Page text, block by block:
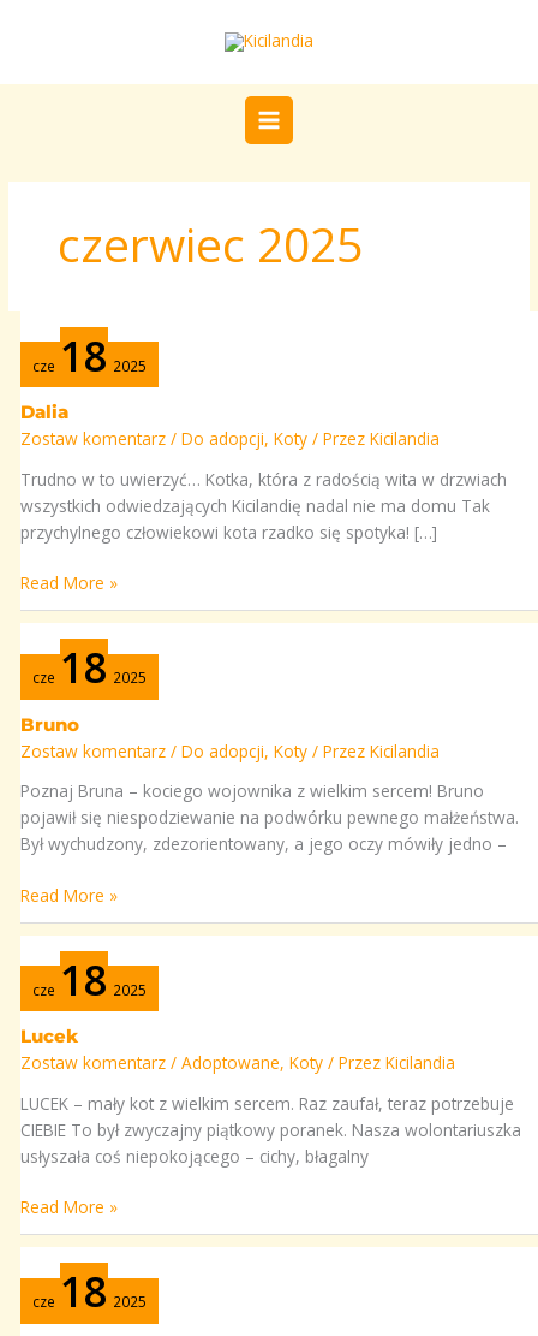
czerwiec 2025
cze 18 2025
Dalia
Zostaw komentarz /Do adopcji,Koty / PrzezKicilandia
Trudno w to uwierzyć… Kotka, która z radością wita w drzwiach
wszystkich odwiedzających Kicilandię nadal nie ma domu Tak
przychylnego człowiekowi kota rzadko się spotyka! […]
Read More »
cze 18 2025
Bruno
Zostaw komentarz /Do adopcji,Koty / PrzezKicilandia
Poznaj Bruna – kociego wojownika z wielkim sercem! Bruno
pojawił się niespodziewanie na podwórku pewnego małżeństwa.
Był wychudzony, zdezorientowany, a jego oczy mówiły jedno –
Bruno
Read More »
cze 18 2025
Lucek
Zostaw komentarz /Adoptowane,Koty / PrzezKicilandia
LUCEK – mały kot z wielkim sercem. Raz zaufał, teraz potrzebuje
CIEBIE To był zwyczajny piątkowy poranek. Nasza wolontariuszka
usłyszała coś niepokojącego – cichy, błagalny
Lucek
Read More »
cze 18 2025
Malibu